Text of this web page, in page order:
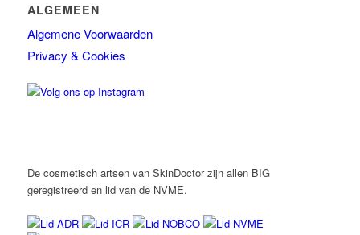
ALGEMEEN
Algemene Voorwaarden
Privacy & Cookies
De cosmetisch artsen van SkinDoctor zijn allen BIG
geregistreerd en lid van de NVME.